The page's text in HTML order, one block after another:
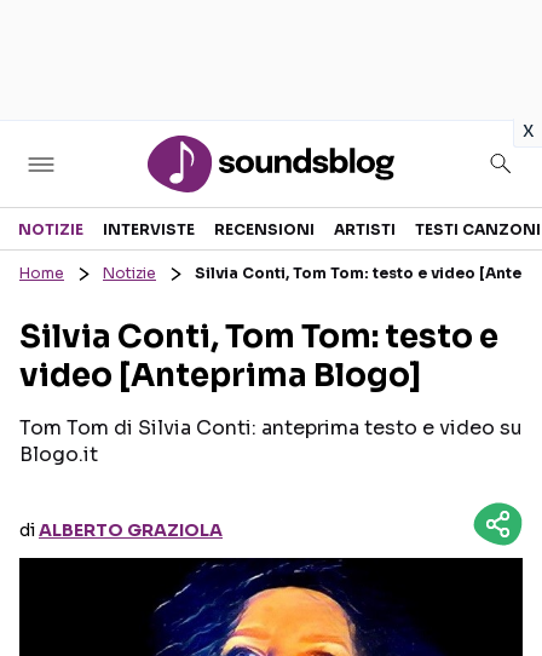
x
Sezioni
RECENSIONI MUSICALI
INTERVISTE
GOSSIP E CURIOSITÀ
TESTI CANZONI
TOUR ED EVENTI
TALENT SHOW
Seguici sui social
NOTIZIE INTERVISTE RECENSIONI ARTISTI TESTI CANZONI
Home Notizie Silvia Conti, Tom Tom: testo e video
Silvia Conti, Tom Tom: testo e
video [Anteprima Blogo]
Tom Tom di Silvia Conti: anteprima testo e video su
Blogo.it
diALBERTO GRAZIOLA